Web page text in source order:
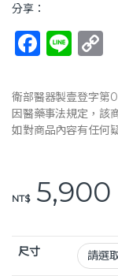
分享：
F
c
e
b
o
Li
e
y
k
衛部醫器製壹登字第
因醫藥事法規定，該
如對商品內容有任何
NT$5,900
尺寸